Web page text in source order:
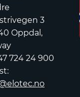
3
Oppdal,
724 24 900